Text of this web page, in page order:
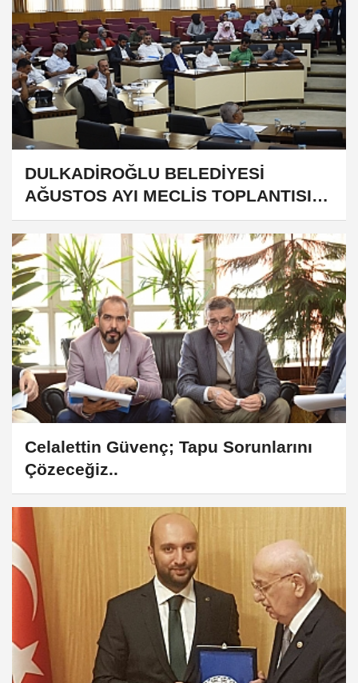
DULKADİROĞLU BELEDİYESİ
AĞUSTOS AYI MECLİS TOPLANTISI
YAPILDI
Celalettin Güvenç; Tapu Sorunlarını
Çözeceğiz..